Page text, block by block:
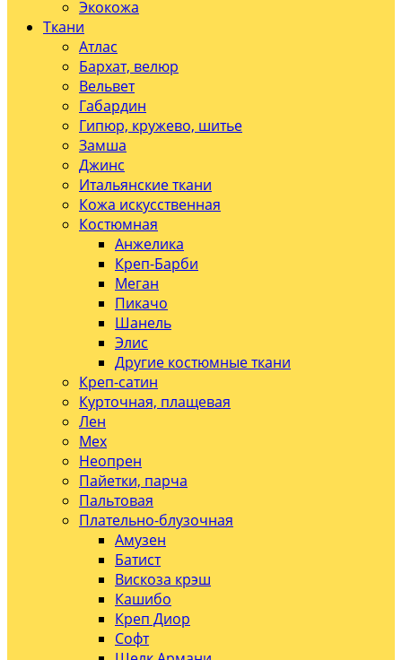
Экокожа
Ткани
Атлас
Бархат, велюр
Вельвет
Габардин
Гипюр, кружево, шитье
Замша
Джинс
Итальянские ткани
Кожа искусственная
Костюмная
Анжелика
Креп-Барби
Меган
Пикачо
Шанель
Элис
Другие костюмные ткани
Креп-сатин
Курточная, плащевая
Лен
Мех
Неопрен
Пайетки, парча
Пальтовая
Плательно-блузочная
Амузен
Батист
Вискоза крэш
Кашибо
Креп Диор
Софт